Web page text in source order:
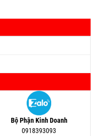
Bộ Phận Kinh Doanh
0918393093